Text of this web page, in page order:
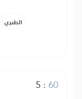
الطبري
5 :60